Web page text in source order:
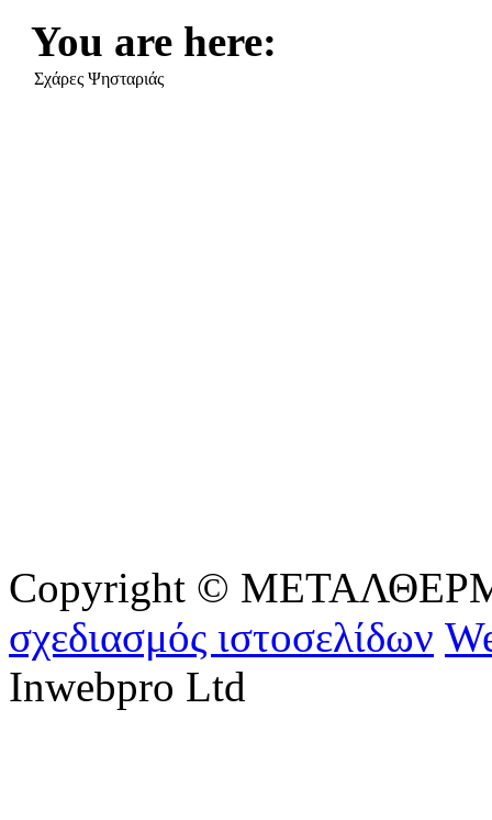
You are here:
Σχάρες Ψησταριάς
Copyright © ΜΕΤΑΛΘΕΡΜ
σχεδιασμός ιστοσελίδων
Inwebpro Ltd